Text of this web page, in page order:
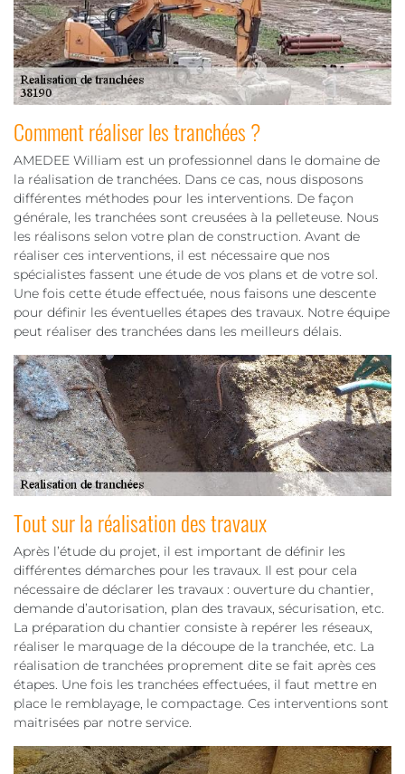
Comment réaliser les tranchées ?
AMEDEE William est un professionnel dans le domaine de
la réalisation de tranchées. Dans ce cas, nous disposons
différentes méthodes pour les interventions. De façon
générale, les tranchées sont creusées à la pelleteuse. Nous
les réalisons selon votre plan de construction. Avant de
réaliser ces interventions, il est nécessaire que nos
spécialistes fassent une étude de vos plans et de votre sol.
Une fois cette étude effectuée, nous faisons une descente
pour définir les éventuelles étapes des travaux. Notre équipe
peut réaliser des tranchées dans les meilleurs délais.
Tout sur la réalisation des travaux
Après l’étude du projet, il est important de définir les
différentes démarches pour les travaux. Il est pour cela
nécessaire de déclarer les travaux : ouverture du chantier,
demande d’autorisation, plan des travaux, sécurisation, etc.
La préparation du chantier consiste à repérer les réseaux,
réaliser le marquage de la découpe de la tranchée, etc. La
réalisation de tranchées proprement dite se fait après ces
étapes. Une fois les tranchées effectuées, il faut mettre en
place le remblayage, le compactage. Ces interventions sont
maitrisées par notre service.